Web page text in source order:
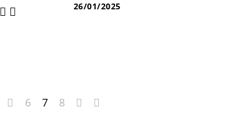
26/01/2025
6 7 8